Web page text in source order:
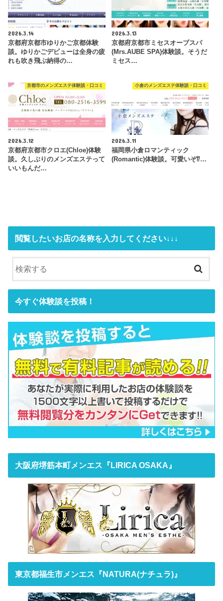
2026.3.14
京都府京都市ゆりかご京都体験
談。ゆりかごデビューは全身の疲
れも吹き飛ぶ納得の…
2026.3.13
京都府京都市ミセスオーブスパ
(Mrs.AUBE SPA)体験談。そうだ
ミセス…
京都市のメンズエステ体験談・口コミ
2026.3.12
京都府京都市クロエ(Chloe)体験
談。久しぶりのメンズエステって
いいもんだ…
小倉のメンズエステ体験談・口コミ
2026.3.11
福岡県小倉ロマンティック
(Romantic)体験談。可愛いぞ⁉…
閲覧したいお店の名称を入力してください↓↓↓
今すぐ体験談を投稿！
大阪府堺筋本町メンエス『LIRICA OSAKA』
東京都福生市メンエス『NATURA(ナチュラ)』